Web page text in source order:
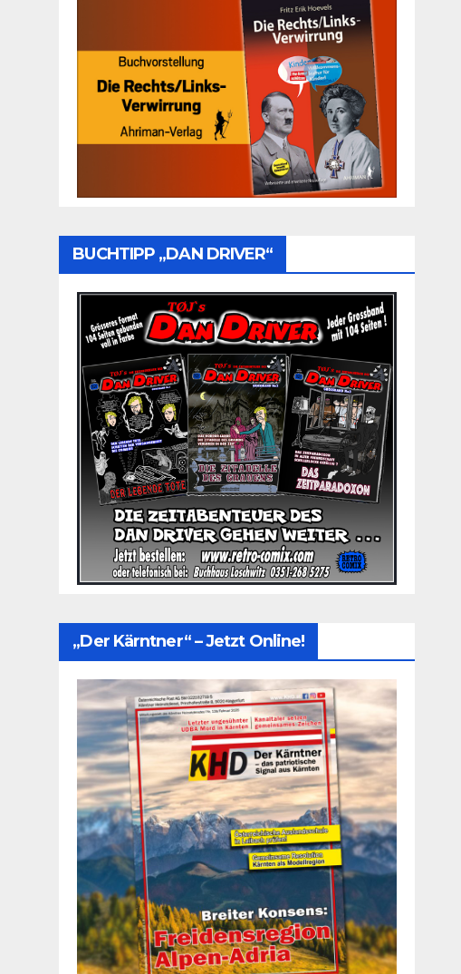
BUCHTIPP „DAN DRIVER“
„Der Kärntner“ – Jetzt Online!